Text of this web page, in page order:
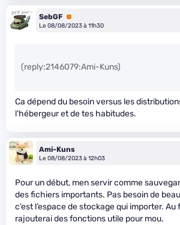
SebGF Premium
Le 08/08/2023 à 11h30
(reply:2146079:Ami-Kuns)
Ca dépend du besoin versus les
l’hébergeur et de tes habitudes.
Ami-Kuns
Le 08/08/2023 à 12h03
Pour un début, men servir comme
des fichiers importants. Pas besoin de
c’est l’espace de stockage qui importer.
rajouterai des fonctions utile pour mou.